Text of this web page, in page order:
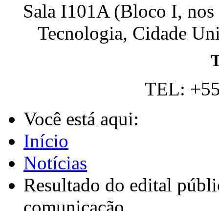
Sala I101A (Bloco I,
Tecnologia, Cidade
TEL:
Você está aqui:
Início
Notícias
Resultado do edital